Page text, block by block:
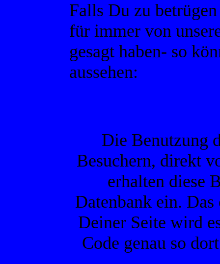
Falls Du zu
für immer von
gesagt haben- so
aussehen:
Die Benutzung
Besuchern, direkt
erhalten diese
Datenbank ein.
Deiner Seite wird
Code genau so